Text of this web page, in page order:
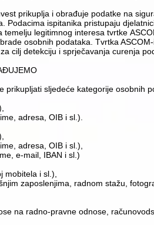
prikuplja i obrađuje podatke na
Podacima ispitanika pristupaju
legitimnog interesa tvrtke
osobnih podataka. Tvrtka
cilj detekciju i sprječavanja curenja
prikupljati sljedeće kategorije osobnih
adresa, OIB i sl.).
adresa, OIB i sl.),
e-mail, IBAN i sl.)
mobitela i sl.),
zaposlenjima, radnom stažu,
na radno-pravne odnose,